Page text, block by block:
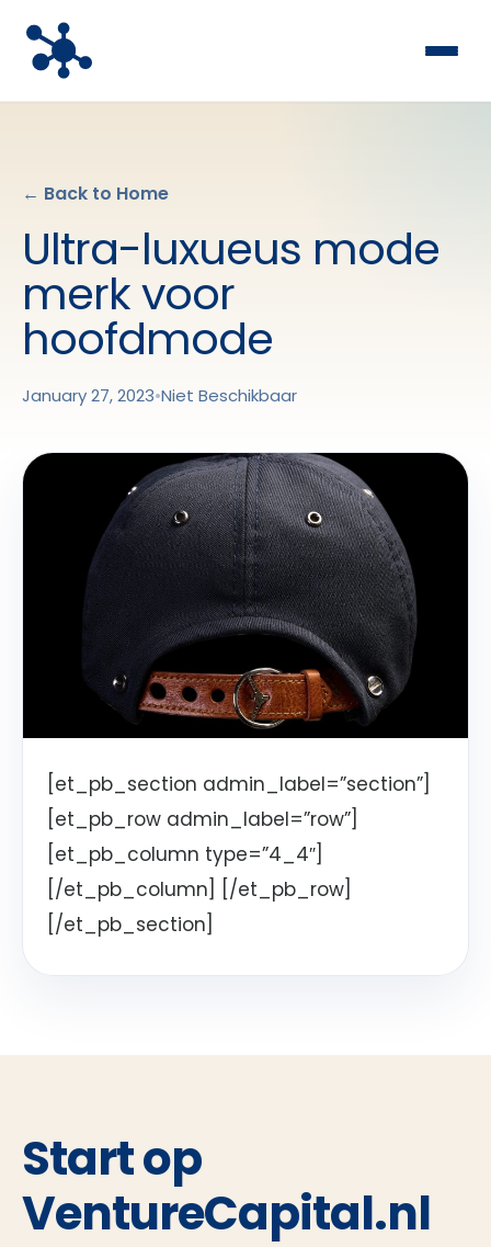
← Back to Home
Ultra-luxueus mode
merk voor
hoofdmode
January 27, 2023•Niet Beschikbaar
[et_pb_section admin_label=”section”]
[et_pb_row admin_label=”row”]
[et_pb_column type=”4_4″]
[/et_pb_column] [/et_pb_row]
[/et_pb_section]
Start op
VentureCapital.nl